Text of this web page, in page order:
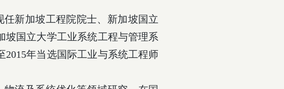
新加坡工程院院士、新加坡国立
坡国立大学工业系统工程与管理系
2015年当选国际工业与系统工程师